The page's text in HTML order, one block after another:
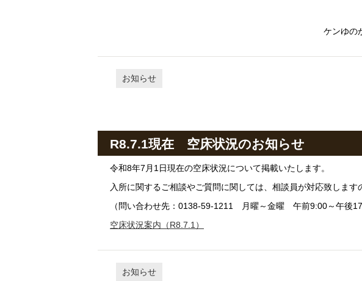
ケンゆのかわ 感染予防
お知らせ
R8.7.1現在 空床状況のお知らせ
令和8年7月1日現在の空床状況について掲載いたします。
入所に関するご相談やご質問に関しては、相談員が対応致します
（問い合わせ先：0138-59-1211 月曜～金曜 午前9:00～午後
空床状況案内（R8.7.1）
お知らせ